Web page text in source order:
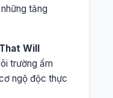
tăng
Will
trường ấm
ngộ độc thực